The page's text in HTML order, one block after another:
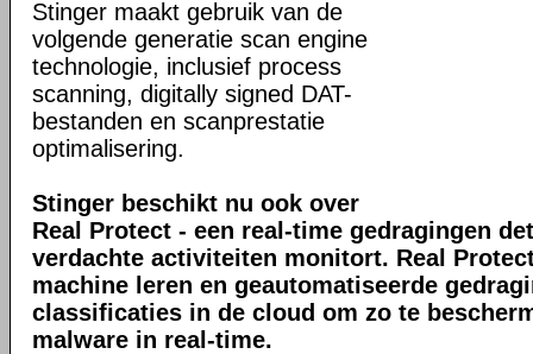
Stinger maakt gebruik van de
volgende generatie scan engine
technologie, inclusief process
scanning, digitally signed DAT-
bestanden en scanprestatie
optimalisering.
Stinger beschikt nu ook over
Real Protect - een real-time gedragingen
verdachte activiteiten monitort. Real
machine leren en geautomatiseerde
classificaties in de cloud om zo te
malware in real-time.